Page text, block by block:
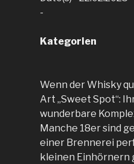
-
Kategorien
Wenn der Whisky
Art „Sweet Spot“:
wunderbare
Manche 18er sind
einer Brennerei
kleinen Einhörnern